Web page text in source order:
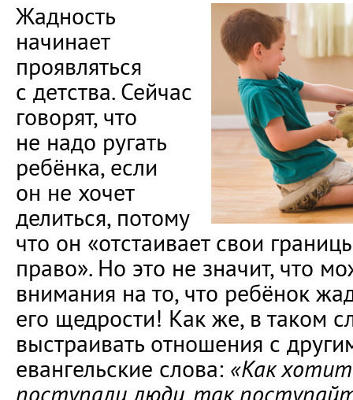
Жадность
начинает
проявляться
с детства. Сейчас
говорят, что
не надо ругать
ребёнка, если
он не хочет
делиться, потому
что он «отстаивает свои
право». Но это не значит, что
внимания на то, что ребёнок
его щедрости! Как же, в таком
выстраивать отношения с
евангельские слова: «Как
поступали люди, так